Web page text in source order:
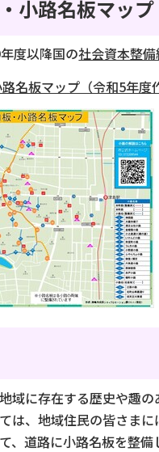
小路名板マップ
度以降国の社会資本整
名板マップ（令和5年度
域に存在する歴史や趣
は、地域住民の皆さま
、道路に小路名板を整備